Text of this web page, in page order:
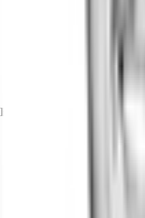
Exposé herunterladen